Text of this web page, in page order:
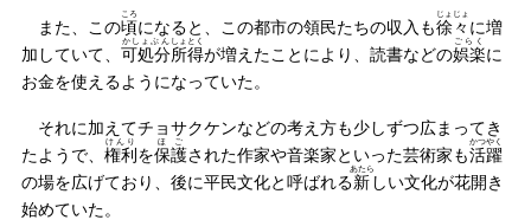
また、この頃
ころ
になると、この都市の領民たちの収入も徐々
じょじょ
に増
加していて、 可処分
かしょぶん
所得
しょとく
が増えたことにより、読書などの娯楽
ごらく
に
お金を使えるようになっていた。
それに加えてチョサクケンなどの考え方も少しずつ広まってき
たようで、 権利
けんり
を保護
ほご
された作家や音楽家といった芸術家も活躍
かつやく
の場を広げており、後に平民文化と呼ばれる新
あたら
しい文化が花開き
始めていた。